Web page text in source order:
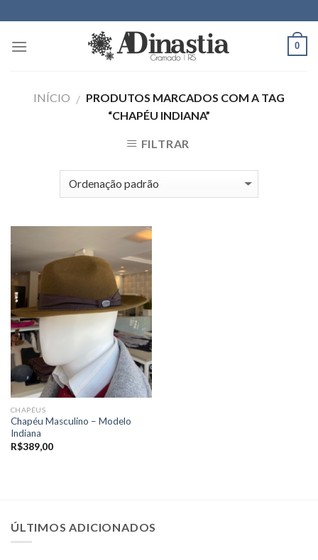
to
content
0
INÍCIO / PRODUTOS MARCADOS COM A TAG
“CHAPÉU INDIANA”
FILTRAR
CHAPÉUS
Chapéu Masculino – Modelo
Indiana
R$389,00
ÚLTIMOS ADICIONADOS